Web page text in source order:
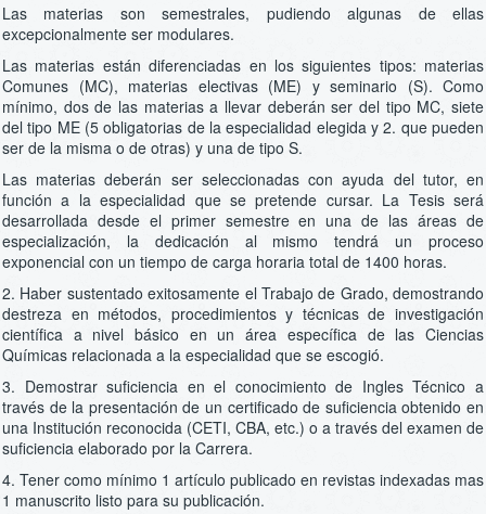
Las materias son semestrales, pudiendo algunas de ellas
excepcionalmente ser modulares.
Las materias están diferenciadas en los siguientes tipos: materias
Comunes (MC), materias electivas (ME) y seminario (S). Como
mínimo, dos de las materias a llevar deberán ser del tipo MC, siete
del tipo ME (5 obligatorias de la especialidad elegida y 2. que pueden
ser de la misma o de otras) y una de tipo S.
Las materias deberán ser seleccionadas con ayuda del tutor, en
función a la especialidad que se pretende cursar. La Tesis será
desarrollada desde el primer semestre en una de las áreas de
especialización, la dedicación al mismo tendrá un proceso
exponencial con un tiempo de carga horaria total de 1400 horas.
2. Haber sustentado exitosamente el Trabajo de Grado, demostrando
destreza en métodos, procedimientos y técnicas de investigación
científica a nivel básico en un área específica de las Ciencias
Químicas relacionada a la especialidad que se escogió.
3. Demostrar suficiencia en el conocimiento de Ingles Técnico a
través de la presentación de un certificado de suficiencia obtenido en
una Institución reconocida (CETI, CBA, etc.) o a través del examen de
suficiencia elaborado por la Carrera.
4. Tener como mínimo 1 artículo publicado en revistas indexadas mas
1 manuscrito listo para su publicación.